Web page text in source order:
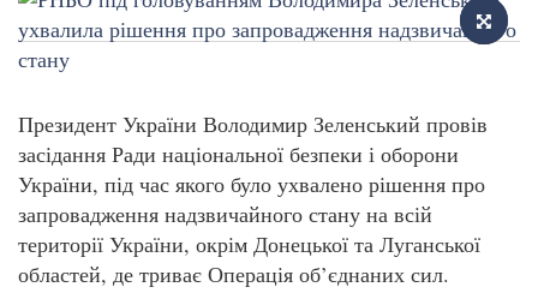
Президент України Володимир Зеленський провів
засідання Ради національної безпеки і оборони
України, під час якого було ухвалено рішення про
запровадження надзвичайного стану на всій
території України, окрім Донецької та Луганської
областей, де триває Операція об’єднаних сил.